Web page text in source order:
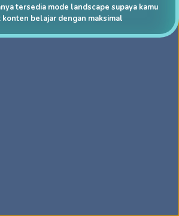
tersedia mode landscape supaya kamu
konten belajar dengan maksimal